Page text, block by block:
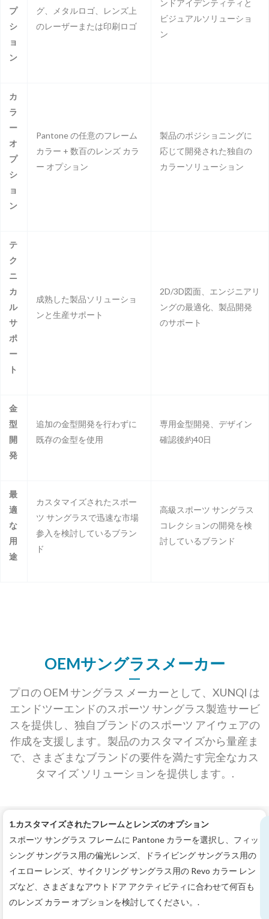
プ
シ
ョ
ン
グ、メタルロゴ、レンズ上
のレーザーまたは印刷ロゴ
ンドアイデンティティと
ビジュアルソリューショ
ン
カ
ラ
ー
オ
プ
シ
ョ
ン
Pantone の任意のフレーム
カラー + 数百のレンズ カラ
ー オプション
製品のポジショニングに
応じて開発された独自の
カラーソリューション
テ
ク
ニ
カ
ル
サ
ポ
ー
ト
成熟した製品ソリューショ
ンと生産サポート
2D/3D図面、エンジニアリ
ングの最適化、製品開発
のサポート
金
型
開
発
追加の金型開発を行わずに
既存の金型を使用
専用金型開発、デザイン
確認後約40日
最
適
な
用
途
カスタマイズされたスポー
ツ サングラスで迅速な市場
参入を検討しているブラン
ド
高級スポーツ サングラス
コレクションの開発を検
討しているブランド
OEMサングラスメーカー
プロの OEM サングラス メーカーとして、XUNQI は
エンドツーエンドのスポーツ サングラス製造サービ
スを提供し、独自ブランドのスポーツ アイウェアの
作成を支援します。製品のカスタマイズから量産ま
で、さまざまなブランドの要件を満たす完全なカス
タマイズ ソリューションを提供します。.
1.カスタマイズされたフレームとレンズのオプション
スポーツ サングラス フレームに Pantone カラーを選択し、フィッ
シング サングラス用の偏光レンズ、ドライビング サングラス用の
イエロー レンズ、サイクリング サングラス用の Revo カラー レン
ズなど、さまざまなアウトドア アクティビティに合わせて何百も
のレンズ カラー オプションを検討してください。.